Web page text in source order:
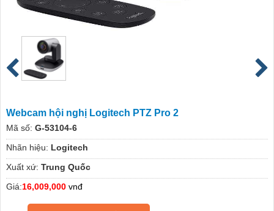
Webcam hội nghị Logitech PTZ Pro 2
Mã số: G-53104-6
Nhãn hiệu: Logitech
Xuất xứ: Trung Quốc
Giá:16,009,000 vnđ